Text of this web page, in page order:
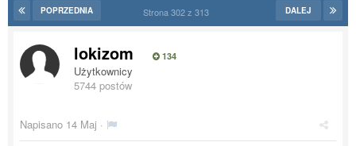
POPRZEDNIA DALEJ
Strona 302 z 313
lokizom 134
Użytkownicy
5744 postów
Napisano 14 Maj ·